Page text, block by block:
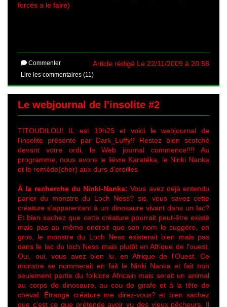
forcés a le faire)
Article rédigé Le 22/11/2009 à 20:58
Commenter
Lire les commentaires (11)
Le webjournal de l'insolite #2
TITOUDILOU! IL est 19h25 et voici le webjournal de
l'insolite présenté par Dark_Luffy!! Restez bien scotché
devant votre ordi, le Web journal commence!!!! Au
programme, nous avons le lièvre Karatéka, le Ninki Nanka
et le remède(cher) aux durs d'oreilles.
À la recherche du Ninki-Nanka: Vous avez déjà entendu
parler du monstre du Loch Ness? sis, vous savez cette
créature s'apparentant à un dinosaure vivant dans un lac?
Et bien sachez que cette créature pourrait peut-être existé
mais pas au même endroit que son nom le suggère, en
gros, le monstre du Loch Ness existerait bien mais pas
dans le lac du loch Ness mais plutôt en Afrique de l'ouest.
Oui, oui, vous avez bien lu, en Afrique de l'Ouest. Ce
monstre se nommerait en fait le Ninki Nanka et fait non
seulement partie du folklore Africain mais serait un animal
au corps de dinosaure, au cou de girafe et à la tête de
cheval. Étrange créature me direz-vous? et bien sachez
que c'est ce que prétende avoir vu des vieux pêcheurs. Il